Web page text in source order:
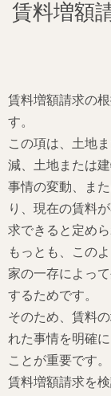
賃料増額
賃料増額請求の
す。
この項は、土地
減、土地または
事情の変動、ま
り、現在の賃料
求できると定めら
もっとも、この
家の一存によっ
するためです。
そのため、賃料
れた事情を明確
ことが重要です。
賃料増額請求を